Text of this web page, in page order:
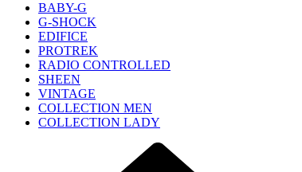
BABY-G
G-SHOCK
EDIFICE
PROTREK
RADIO CONTROLLED
SHEEN
VINTAGE
COLLECTION MEN
COLLECTION LADY